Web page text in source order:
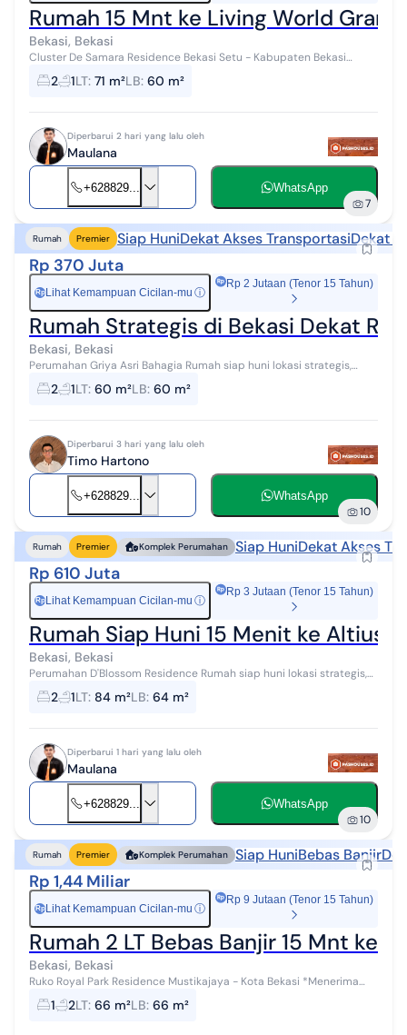
Rumah 15 Mnt ke Living World
Bekasi, Bekasi
Cluster De Samara Residence Bekasi Setu - Kabupaten Bekasi
*Menerima Cash *Bisa Dibantu KPR Rumah siap huni lokasi strategis,
dekat dengan fasili...
2 1LT: 71 m²LB: 60 m²
Diperbarui 2 hari yang lalu oleh
Maulana
+628829... WhatsApp
7
Rumah Premier Siap HuniDekat Akses TransportasiDekat
Rp 370 Juta
Rp Lihat Kemampuan Cicilan-mu ⓘ
Rp 2 Jutaan (Tenor 15 Tahun)
Rumah Strategis di Bekasi Dekat Rs
Bekasi, Bekasi
Perumahan Griya Asri Bahagia Rumah siap huni lokasi strategis,
dekat dengan fasilitas pendidikan, kesehatan, pusat perbelanjaan,
dan akses transpo...
2 1LT: 60 m²LB: 60 m²
Diperbarui 3 hari yang lalu oleh
Timo Hartono
+628829... WhatsApp
10
Rumah Premier Komplek Perumahan Siap HuniDekat Akses
Rp 610 Juta
Rp Lihat Kemampuan Cicilan-mu ⓘ
Rp 3 Jutaan (Tenor 15 Tahun)
Rumah Siap Huni 15 Menit ke Altius
Bekasi, Bekasi
Perumahan D'Blossom Residence Rumah siap huni lokasi strategis,
dekat dengan fasilitas pendidikan, kesehatan, pusat perbelanjaan,
dan akses transp...
2 1LT: 84 m²LB: 64 m²
Diperbarui 1 hari yang lalu oleh
Maulana
+628829... WhatsApp
10
Rumah Premier Komplek Perumahan Siap HuniBebas Banjir
Rp 1,44 Miliar
Rp Lihat Kemampuan Cicilan-mu ⓘ
Rp 9 Jutaan (Tenor 15 Tahun)
Rumah 2 LT Bebas Banjir 15 Mnt ke
Bekasi, Bekasi
Ruko Royal Park Residence Mustikajaya - Kota Bekasi *Menerima
Cash *Bisa Dibantu KPR Ruko siap huni lokasi strategis, dekat
dengan fasilitas pend...
1 2LT: 66 m²LB: 66 m²